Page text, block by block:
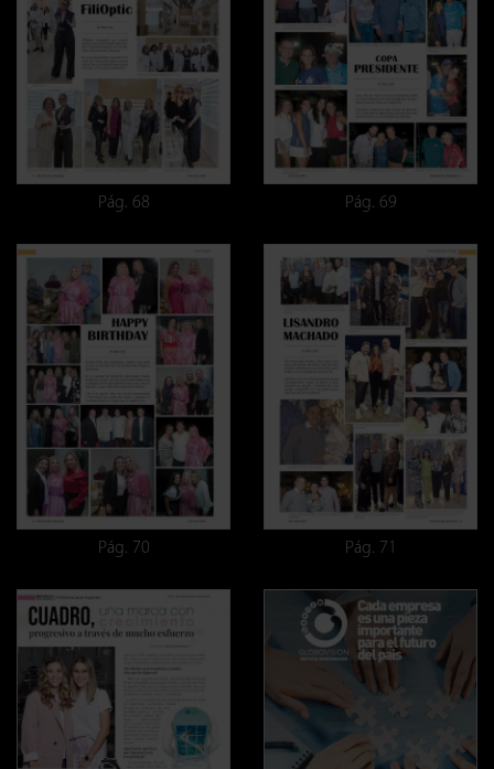
Pág. 68 Pág. 69
Pág. 70 Pág. 71